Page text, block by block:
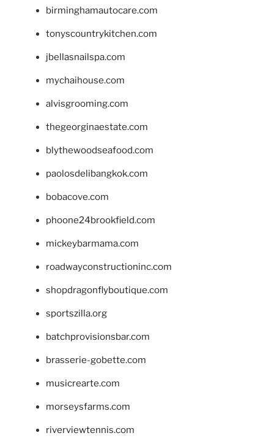
birminghamautocare.com
tonyscountrykitchen.com
jbellasnailspa.com
mychaihouse.com
alvisgrooming.com
thegeorginaestate.com
blythewoodseafood.com
paolosdelibangkok.com
bobacove.com
phoone24brookfield.com
mickeybarmama.com
roadwayconstructioninc.com
shopdragonflyboutique.com
sportszilla.org
batchprovisionsbar.com
brasserie-gobette.com
musicrearte.com
morseysfarms.com
riverviewtennis.com